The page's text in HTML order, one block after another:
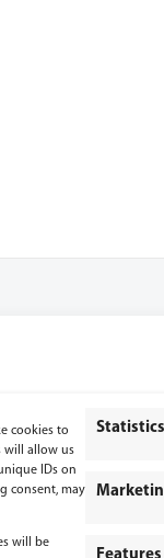
cookies to
will allow us
IDs on
consent, may
will be
Statistics